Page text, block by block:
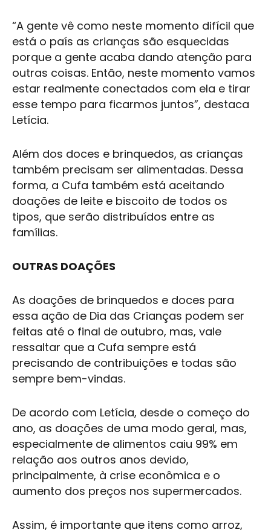
“A gente vê como neste momento difícil que
está o país as crianças são esquecidas
porque a gente acaba dando atenção para
outras coisas. Então, neste momento vamos
estar realmente conectados com ela e tirar
esse tempo para ficarmos juntos”, destaca
Letícia.
Além dos doces e brinquedos, as crianças
também precisam ser alimentadas. Dessa
forma, a Cufa também está aceitando
doações de leite e biscoito de todos os
tipos, que serão distribuídos entre as
famílias.
OUTRAS DOAÇÕES
As doações de brinquedos e doces para
essa ação de Dia das Crianças podem ser
feitas até o final de outubro, mas, vale
ressaltar que a Cufa sempre está
precisando de contribuições e todas são
sempre bem-vindas.
De acordo com Letícia, desde o começo do
ano, as doações de uma modo geral, mas,
especialmente de alimentos caiu 99% em
relação aos outros anos devido,
principalmente, à crise econômica e o
aumento dos preços nos supermercados.
Assim, é importante que itens como arroz,